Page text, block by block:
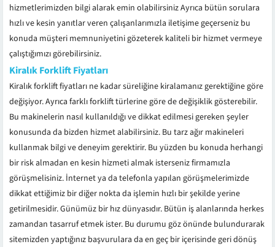
hizmetlerimizden bilgi alarak emin olabilirsiniz Ayrıca bütün sorulara
hızlı ve kesin yanıtlar veren çalışanlarımızla iletişime geçerseniz bu
konuda müşteri memnuniyetini gözeterek kaliteli bir hizmet vermeye
çalıştığımızı görebilirsiniz.
Kiralık Forklift Fiyatları
Kiralık forklift fiyatları ne kadar süreliğine kiralamanız gerektiğine göre
değişiyor. Ayrıca farklı forklift türlerine göre de değişiklik gösterebilir.
Bu makinelerin nasıl kullanıldığı ve dikkat edilmesi gereken şeyler
konusunda da bizden hizmet alabilirsiniz. Bu tarz ağır makineleri
kullanmak bilgi ve deneyim gerektirir. Bu yüzden bu konuda herhangi
bir risk almadan en kesin hizmeti almak isterseniz firmamızla
görüşmelisiniz. İnternet ya da telefonla yapılan görüşmelerimizde
dikkat ettiğimiz bir diğer nokta da işlemin hızlı bir şekilde yerine
getirilmesidir. Günümüz bir hız dünyasıdır. Bütün iş alanlarında herkes
zamandan tasarruf etmek ister. Bu durumu göz önünde bulundurarak
sitemizden yaptığınız başvurulara da en geç bir içerisinde geri dönüş